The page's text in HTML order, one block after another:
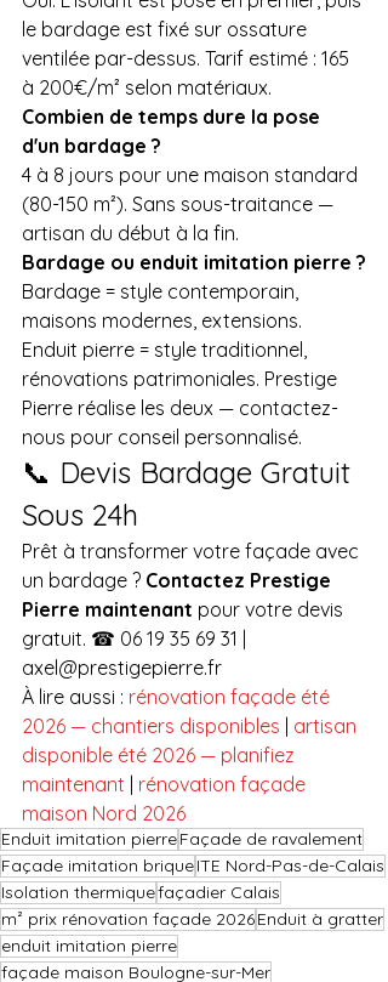
le bardage est fixé sur ossature
ventilée par-dessus. Tarif estimé : 165
à 200€/m² selon matériaux.
Combien de temps dure la pose
d'un bardage ?
4 à 8 jours pour une maison standard
(80-150 m²). Sans sous-traitance —
artisan du début à la fin.
Bardage ou enduit imitation pierre ?
Bardage = style contemporain,
maisons modernes, extensions.
Enduit pierre = style traditionnel,
rénovations patrimoniales. Prestige
Pierre réalise les deux — contactez-
nous pour conseil personnalisé.
📞 Devis Bardage Gratuit
Sous 24h
Prêt à transformer votre façade avec
un bardage ? Contactez Prestige
Pierre maintenant pour votre devis
gratuit. ☎ 06 19 35 69 31 |
axel@prestigepierre.fr
À lire aussi : rénovation façade été
2026 — chantiers disponibles
artisan
disponible été 2026 — planifiez
maintenant
rénovation façade
maison Nord 2026
Enduit imitation pierreFaçade de ravalement
Façade imitation briqueITE Nord-Pas-de-Calais
Isolation thermiquefaçadier Calais
m² prix rénovation façade 2026Enduit à gratter
enduit imitation pierre
façade maison Boulogne-sur-Mer